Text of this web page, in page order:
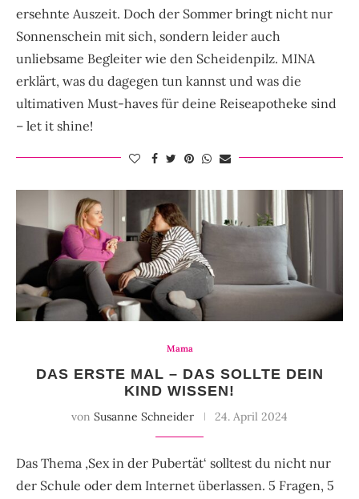
ersehnte Auszeit. Doch der Sommer bringt nicht nur
Sonnenschein mit sich, sondern leider auch
unliebsame Begleiter wie den Scheidenpilz. MINA
erklärt, was du dagegen tun kannst und was die
ultimativen Must-haves für deine Reiseapotheke sind
– let it shine!
Mama
DAS ERSTE MAL – DAS SOLLTE DEIN
KIND WISSEN!
von Susanne Schneider 24. April 2024
Das Thema ‚Sex in der Pubertät‘ solltest du nicht nur
der Schule oder dem Internet überlassen. 5 Fragen, 5